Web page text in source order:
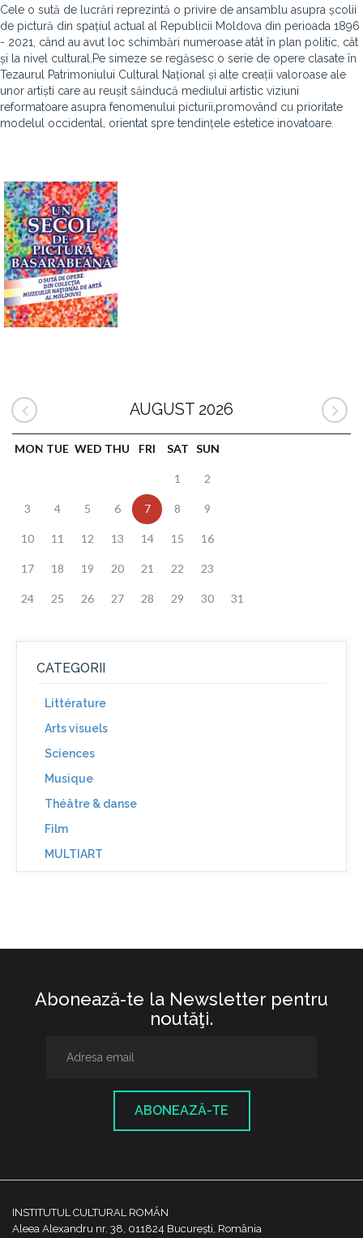
Cele o sută de lucrări reprezintă o privire de ansamblu asupra școlii
de pictură din spațiul actual al Republicii Moldova din perioada 1896
- 2021, când au avut loc schimbări numeroase atât în plan politic, cât
și la nivel cultural.Pe simeze se regăsesc o serie de opere clasate în
Tezaurul Patrimoniului Cultural Național și alte creații valoroase ale
unor artiști care au reușit săinducă mediului artistic viziuni
reformatoare asupra fenomenului picturii,promovând cu prioritate
modelul occidental, orientat spre tendințele estetice inovatoare.
AUGUST 2026
MON TUE WED THU FRI SAT SUN
1 2
3 4 5 6 7 8 9
10 11 12 13 14 15 16
17 18 19 20 21 22 23
24 25 26 27 28 29 30 31
CATEGORII
Littérature
Arts visuels
Sciences
Musique
Théâtre & danse
Film
MULTIART
Abonează-te la Newsletter pentru
noutăţi.
ABONEAZĂ-TE
INSTITUTUL CULTURAL ROMÂN
Aleea Alexandru nr. 38, 011824 București, România